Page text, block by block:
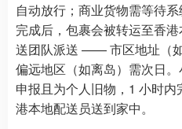
自动放行；商业货物需等待
完成后，包裹会被转运至香
送团队派送 —— 市区地址（
偏远地区（如离岛）需次日
申报且为个人旧物，1 小时
港本地配送员送到家中。